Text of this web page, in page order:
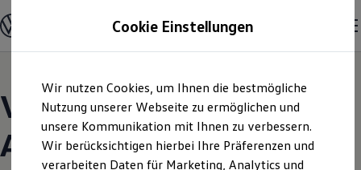
Hauptinhalt
springen
Footer
springen
Modelle und Konfigurator
Konfigurator
Modelle vergleichen
Elektroautos
ENERGY Sondermodelle
Nutzfahrzeuge
SUV und CUV
Familienautos
Kombis
Volkswagen Modelle |
Autohaus Pirna
Cookie Einstellungen
Wir nutzen Cookies, um Ihnen die bestmögliche
Nutzung unserer Webseite zu ermöglichen und
unsere Kommunikation mit Ihnen zu verbessern.
Wir berücksichtigen hierbei Ihre Präferenzen und
verarbeiten Daten für Marketing, Analytics und